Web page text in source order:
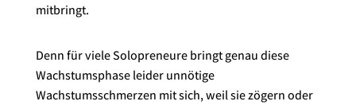
mitbringt.
Denn für viele Solopreneure bringt genau diese
Wachstumsphase leider unnötige
Wachstumsschmerzen mit sich, weil sie zögern oder